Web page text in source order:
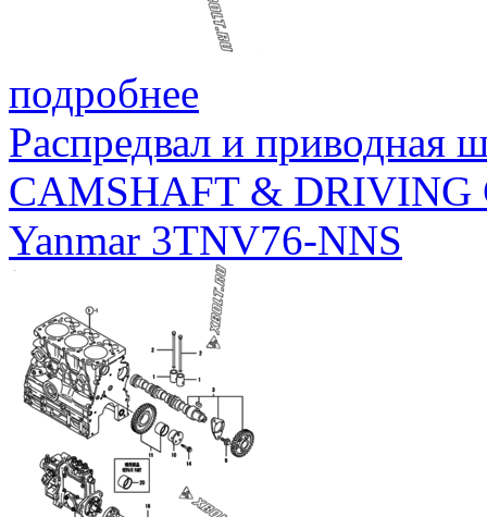
подробнее
Распредвал и приводная
CAMSHAFT & DRIVING
Yanmar 3TNV76-NNS